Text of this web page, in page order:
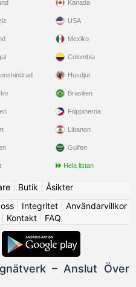
Kanada
USA
Mexiko
Colombia
Husdjur
Brasilien
Filippinerna
Libanon
Gulfen
Hela listan
| Butik
Åsikter
| Integritet| Användarvillkor
Kontakt| FAQ
– Anslut Över